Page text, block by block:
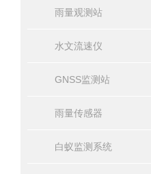
雨量观测站
水文流速仪
GNSS监测站
雨量传感器
白蚁监测系统